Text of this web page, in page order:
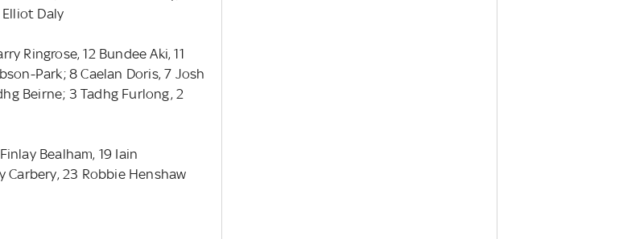
Elliot Daly
Ringrose, 12 Bundee Aki, 11
Park; 8 Caelan Doris, 7 Josh
Beirne; 3 Tadhg Furlong, 2
Bealham, 19 Iain
Carbery, 23 Robbie Henshaw